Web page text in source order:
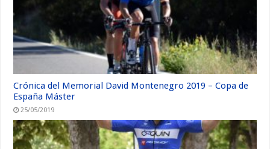
Crónica del Memorial David Montenegro 2019 – Copa de
España Máster
25/05/2019